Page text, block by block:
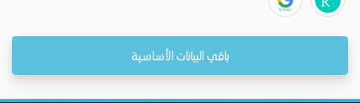
باقي البيانات الأساسية